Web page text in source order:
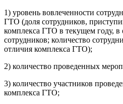
1) уровень вовлеченности
ГТО (доля сотрудников,
комплекса ГТО в текущем году, в
сотрудников; количество
отличия комплекса ГТО);
2) количество проведенных
3) количество участников
комплекса ГТО;